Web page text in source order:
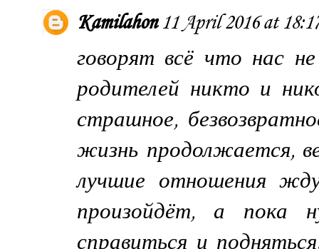
Kamilahon 11 April 2016 at
говорят всё что нас
родителей никто и
страшное,
жизнь продолжается,
лучшие отношения
произойдёт, а пока
справиться и